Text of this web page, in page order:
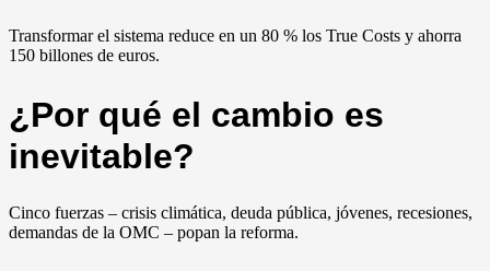
Transformar el sistema reduce en un 80 % los True Costs y ahorra
150 billones de euros.
¿Por qué el cambio es
inevitable?
Cinco fuerzas – crisis climática, deuda pública, jóvenes, recesiones,
demandas de la OMC – popan la reforma.